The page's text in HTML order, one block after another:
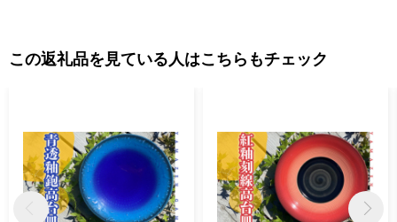
この返礼品を見ている人はこちらもチェック